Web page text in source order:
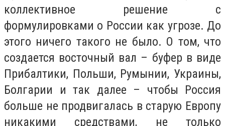
коллективное решение с
формулировками о России как угрозе. До
этого ничего такого не было. О том, что
создается восточный вал – буфер в виде
Прибалтики, Польши, Румынии, Украины,
Болгарии и так далее – чтобы Россия
больше не продвигалась в старую Европу
никакими средствами, не только